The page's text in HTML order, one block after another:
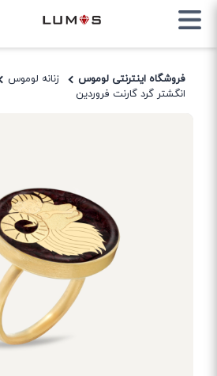
فروشگاه اینترنتی لوموس زنانه لوموس
انگشتر گرد گارنت فروردین